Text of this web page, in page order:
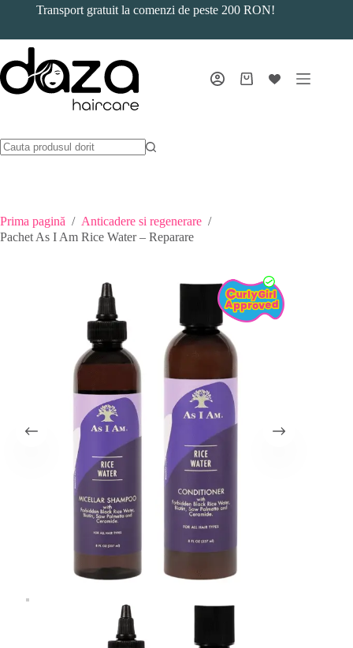
Transport gratuit la comenzi de peste 200 RON!
Coș
Prima pagină / Anticadere si regenerare /
Pachet As I Am Rice Water – Reparare